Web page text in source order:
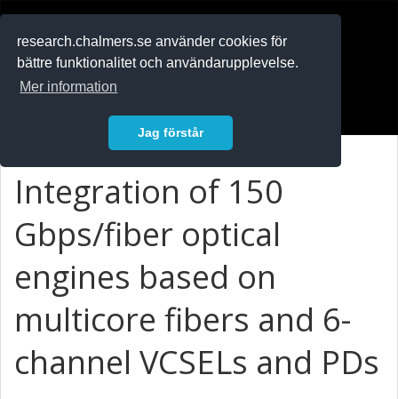
research.chalmers.se använder cookies för
bättre funktionalitet och användarupplevelse.
Mer information
Jag förstår
Integration of 150
Gbps/fiber optical
engines based on
multicore fibers and 6-
channel VCSELs and PDs